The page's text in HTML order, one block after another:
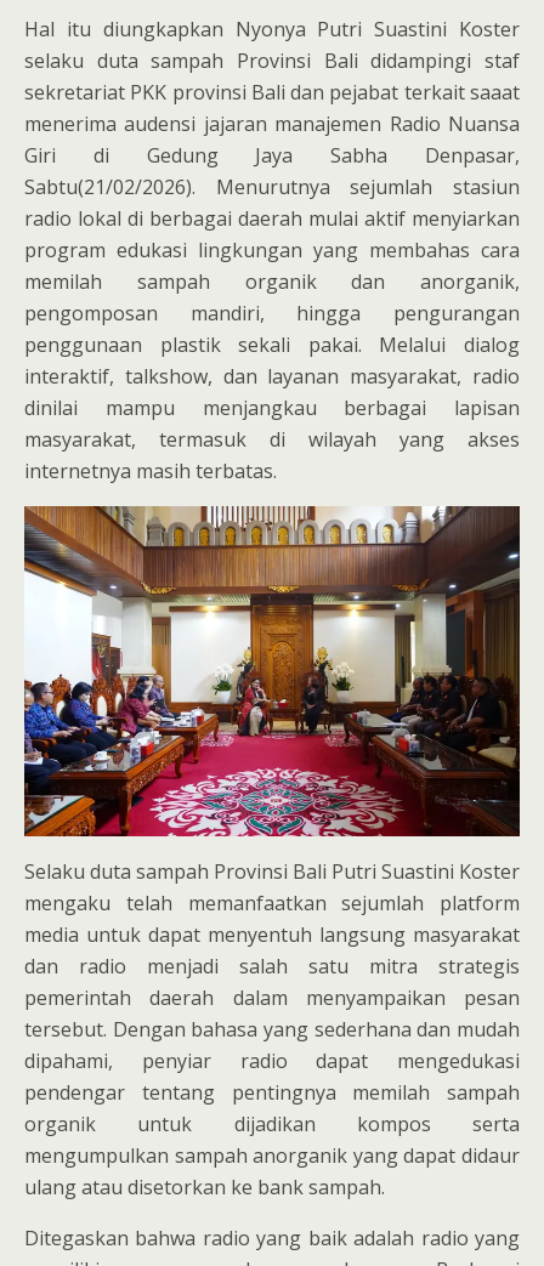
Hal itu diungkapkan Nyonya Putri Suastini Koster
selaku duta sampah Provinsi Bali didampingi staf
sekretariat PKK provinsi Bali dan pejabat terkait saaat
menerima audensi jajaran manajemen Radio Nuansa
Giri di Gedung Jaya Sabha Denpasar,
Sabtu(21/02/2026). Menurutnya sejumlah stasiun
radio lokal di berbagai daerah mulai aktif menyiarkan
program edukasi lingkungan yang membahas cara
memilah sampah organik dan anorganik,
pengomposan mandiri, hingga pengurangan
penggunaan plastik sekali pakai. Melalui dialog
interaktif, talkshow, dan layanan masyarakat, radio
dinilai mampu menjangkau berbagai lapisan
masyarakat, termasuk di wilayah yang akses
internetnya masih terbatas.
Selaku duta sampah Provinsi Bali Putri Suastini Koster
mengaku telah memanfaatkan sejumlah platform
media untuk dapat menyentuh langsung masyarakat
dan radio menjadi salah satu mitra strategis
pemerintah daerah dalam menyampaikan pesan
tersebut. Dengan bahasa yang sederhana dan mudah
dipahami, penyiar radio dapat mengedukasi
pendengar tentang pentingnya memilah sampah
organik untuk dijadikan kompos serta
mengumpulkan sampah anorganik yang dapat didaur
ulang atau disetorkan ke bank sampah.
Ditegaskan bahwa radio yang baik adalah radio yang